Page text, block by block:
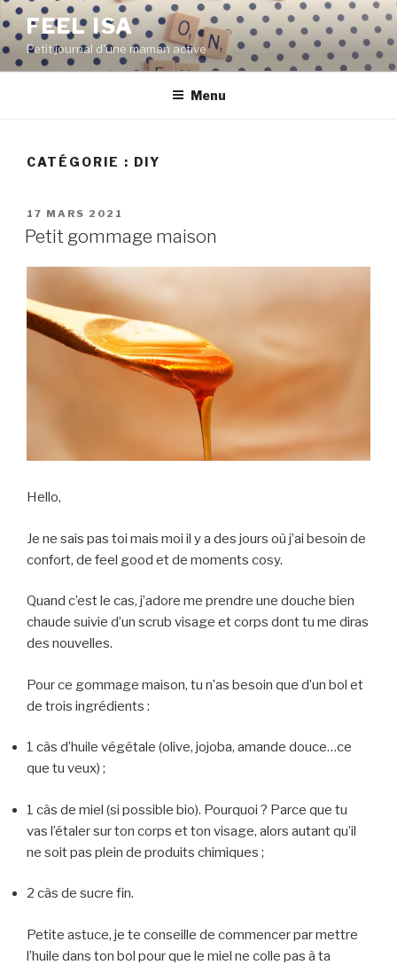
Aller
au
contenu
principal
FEEL ISA
Petit journal d'une maman active
Menu
CATÉGORIE : DIY
PUBLIÉ
LE
17 MARS 2021
Petit gommage maison
Hello,
Je ne sais pas toi mais moi il y a des jours où j’ai besoin de
confort, de feel good et de moments cosy.
Quand c’est le cas, j’adore me prendre une douche bien
chaude suivie d’un scrub visage et corps dont tu me diras
des nouvelles.
Pour ce gommage maison, tu n’as besoin que d’un bol et
de trois ingrédients :
1 càs d’huile végétale (olive, jojoba, amande douce…ce
que tu veux) ;
1 càs de miel (si possible bio). Pourquoi ? Parce que tu
vas l’étaler sur ton corps et ton visage, alors autant qu’il
ne soit pas plein de produits chimiques ;
2 càs de sucre fin.
Petite astuce, je te conseille de commencer par mettre
l’huile dans ton bol pour que le miel ne colle pas à ta